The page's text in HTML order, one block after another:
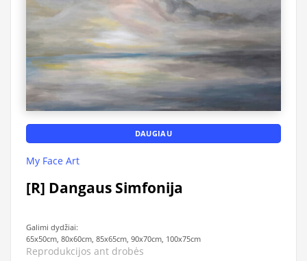
DAUGIAU
My Face Art
[R] Dangaus Simfonija
Galimi dydžiai:
65x50cm, 80x60cm, 85x65cm, 90x70cm, 100x75cm
Reprodukcijos ant drobės